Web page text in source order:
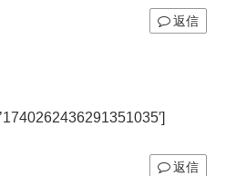
返信
返信